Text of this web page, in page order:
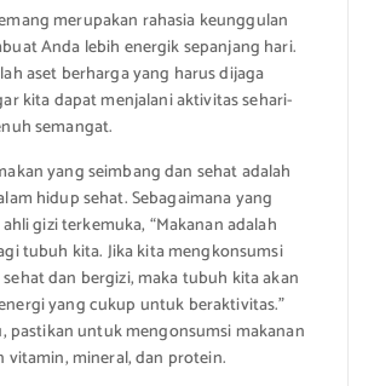
merupakan rahasia keunggulan
Anda lebih energik sepanjang hari.
aset berharga yang harus dijaga
kita dapat menjalani aktivitas sehari-
semangat.
yang seimbang dan sehat adalah
hidup sehat. Sebagaimana yang
gizi terkemuka, “Makanan adalah
tubuh kita. Jika kita mengkonsumsi
dan bergizi, maka tubuh kita akan
yang cukup untuk beraktivitas.”
pastikan untuk mengonsumsi makanan
vitamin, mineral, dan protein.